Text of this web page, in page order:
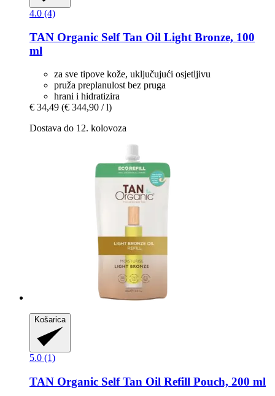
4.0 (4)
TAN Organic Self Tan Oil Light Bronze, 100
ml
za sve tipove kože, uključujući osjetljivu
pruža preplanulost bez pruga
hrani i hidratizira
€ 34,49 (€ 344,90 / l)
Dostava do 12. kolovoza
Košarica
5.0 (1)
TAN Organic Self Tan Oil Refill Pouch, 200 ml